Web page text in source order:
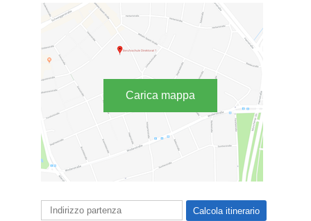
Carica mappa